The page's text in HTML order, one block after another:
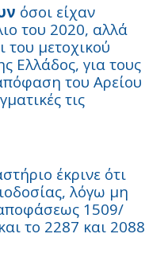
όσοι είχαν
του 2020, αλλά
του μετοχικού
Ελλάδος, για τους
του Αρείου
τις
έκρινε ότι
λόγω μη
1509/
το 2287 και 2088